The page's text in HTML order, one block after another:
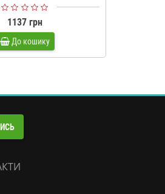
1137 грн
До кошику